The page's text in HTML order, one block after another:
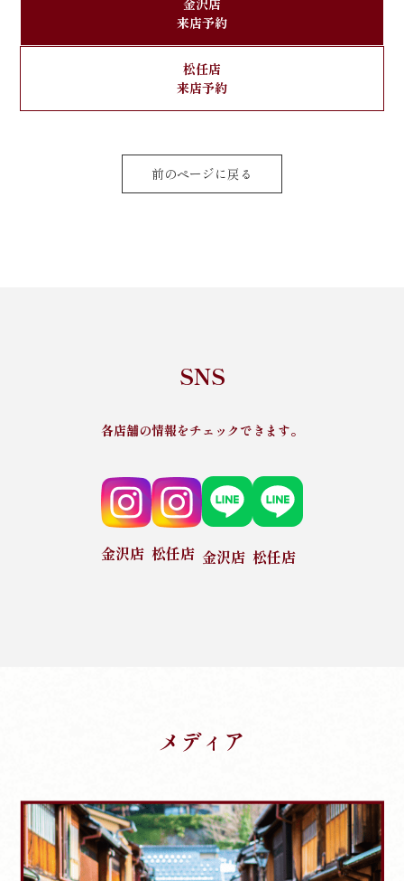
金沢店
来店予約
松任店
来店予約
前のページに戻る
SNS
各店舗の情報をチェックできます。
金沢店 松任店 金沢店 松任店
メディア